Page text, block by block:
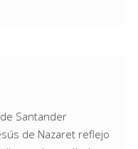
Santander
de Nazaret reflejo